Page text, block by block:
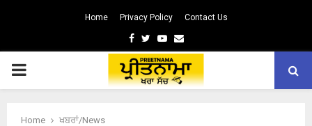
Home Privacy Policy Contact Us
Facebook
TwitterYoutube
Email
PRIMARY
Home
ਖਬਰਾਂ/News